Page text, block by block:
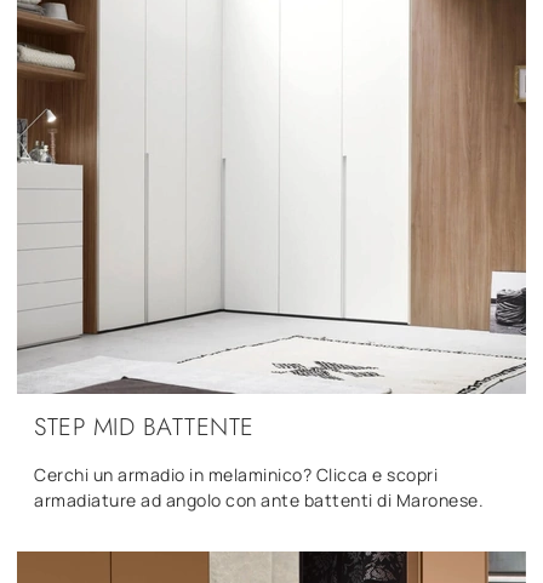
STEP MID BATTENTE
Cerchi un armadio in melaminico? Clicca e scopri
armadiature ad angolo con ante battenti di Maronese.